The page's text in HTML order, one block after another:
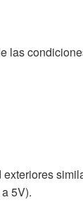
las
5V).